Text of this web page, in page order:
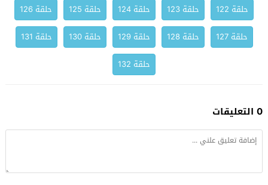
حلقة 122
حلقة 123 حلقة 124 حلقة 125
حلقة 126
حلقة 127
حلقة 128 حلقة 129 حلقة 130
حلقة 131
حلقة 132
0 التعليقات